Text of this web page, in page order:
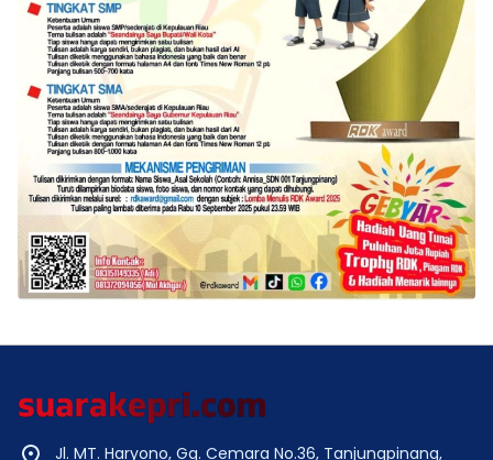
Jl. MT. Haryono, Gg. Cemara No.36, Tanjungpinang,